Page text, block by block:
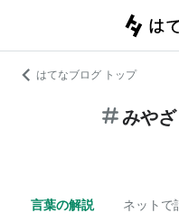
はてなブログ トップ
みや
言葉の解説 ネットで